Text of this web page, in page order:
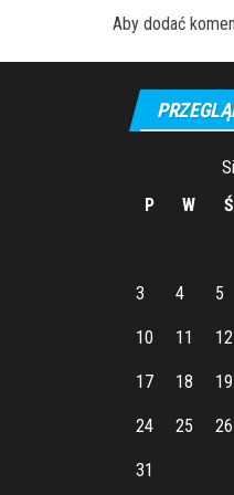
Aby dodać
P
W Ś
3 4 5
10 11 12
17 18 19
24 25 26
31